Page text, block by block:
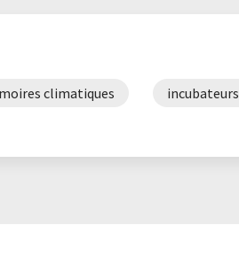
climatiques incubateurs